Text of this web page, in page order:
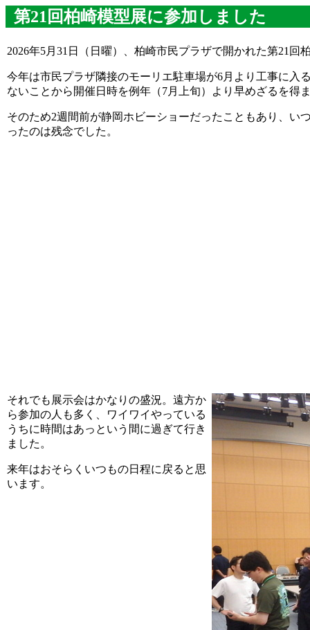
第21回柏崎模型展に参加しました
2026年5月31日（日曜）、柏崎市民プラザで開かれた第21回
今年は市民プラザ隣接のモーリエ駐車場が6月より工事に入
ないことから開催日時を例年（7月上旬）より早めざるを得
そのため2週間前が静岡ホビーショーだったこともあり、い
ったのは残念でした。
それでも展示会はかなりの盛況。遠方か
ら参加の人も多く、ワイワイやっている
うちに時間はあっという間に過ぎて行き
ました。
来年はおそらくいつもの日程に戻ると思
います。